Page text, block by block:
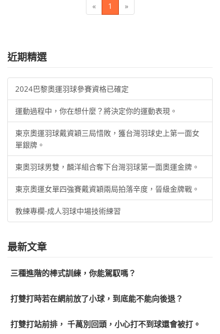
« 1 »
近期精選
2024巴黎奧運羽球參賽資格已確定
運動過程中，你在想什麼？將決定你的運動表現。
東京奧運羽球戴資穎三局惜敗，獲台灣羽球史上第一面女
單銀牌。
東奧羽球男雙，麟洋組合奪下台灣羽球第一面奧運金牌。
東京奧運女單四強賽戴資穎兩局拍落辛度，晉級金牌戰。
教練專欄-成人羽球中場技術練習
最新文章
三種進階的棒式訓練，你能駕馭嗎？
打雙打時若在網前放了小球，到底能不能向後退？
打雙打站前排， 千萬別回頭，小心打不到球還會被打。